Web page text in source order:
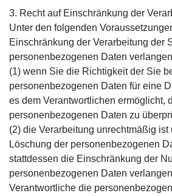
3. Recht auf Einschränkung der
Unter den folgenden
Einschränkung der Verarbeitung der
personenbezogenen Daten
(1) wenn Sie die Richtigkeit der Sie
personenbezogenen Daten für eine
es dem Verantwortlichen ermöglicht,
personenbezogenen Daten zu
(2) die Verarbeitung unrechtmäßig ist
Löschung der personenbezogenen
stattdessen die Einschränkung der
personenbezogenen Daten
Verantwortliche die